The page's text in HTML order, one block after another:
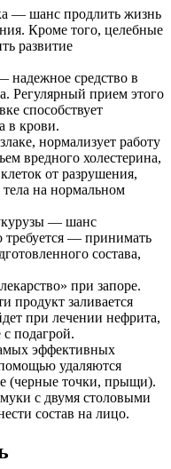
— шанс продлить жизнь
Кроме того, целебные
развитие
надежное средство в
Регулярный прием этого
способствует
в крови.
нормализует работу
вредного холестерина,
от разрушения,
на нормальном
— шанс
требуется — принимать
состава,
при запоре.
продукт заливается
при лечении нефрита,
подагрой.
эффективных
удаляются
(черные точки, прыщи).
с двумя столовыми
состав на лицо.